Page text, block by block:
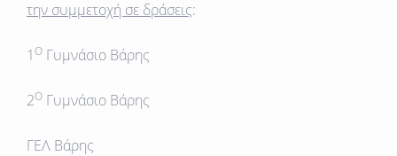
την συμμετοχή σε δράσεις:
1Ο Γυμνάσιο Βάρης
2Ο Γυμνάσιο Βάρης
ΓΕΛ Βάρης